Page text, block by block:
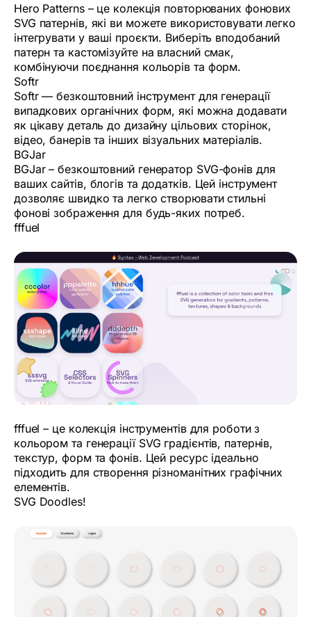
Hero Patterns – це колекція повторюваних фонових
SVG патернів, які ви можете використовувати легко
інтегрувати у ваші проєкти. Виберіть вподобаний
патерн та кастомізуйте на власний смак,
комбінуючи поєднання кольорів та форм.
Softr
Softr — безкоштовний інструмент для генерації
випадкових органічних форм, які можна додавати
як цікаву деталь до дизайну цільових сторінок,
відео, банерів та інших візуальних матеріалів.
BGJar
BGJar – безкоштовний генератор SVG-фонів для
ваших сайтів, блогів та додатків. Цей інструмент
дозволяє швидко та легко створювати стильні
фонові зображення для будь-яких потреб.
fffuel
fffuel – це колекція інструментів для роботи з
кольором та генерації SVG градієнтів, патернів,
текстур, форм та фонів. Цей ресурс ідеально
підходить для створення різноманітних графічних
елементів.
SVG Doodles!